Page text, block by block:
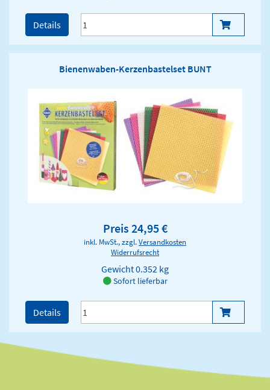
Details
Bienenwaben-Kerzenbastelset BUNT
Preis 24,95 €
inkl. MwSt., zzgl.Versandkosten
Widerrufsrecht
Gewicht0.352 kg
Sofort lieferbar
Details